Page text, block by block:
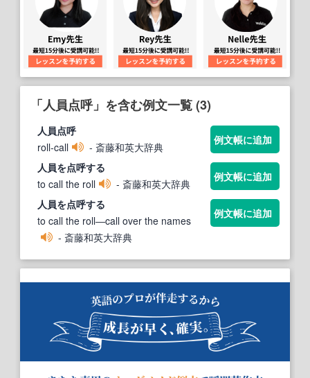
「人員点呼」を含む例文一覧 (3)
人員点呼
roll-call
- 斎藤和英大辞典
例文帳に追加
人員を点呼する
to call the roll
- 斎藤和英大辞典
例文帳に追加
人員を点呼する
to call the roll―call over the names
- 斎藤和英大辞典
例文帳に追加